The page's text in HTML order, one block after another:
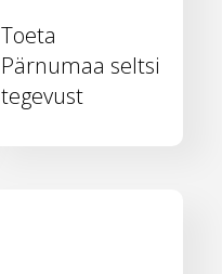
Toeta
Pärnumaa seltsi
tegevust